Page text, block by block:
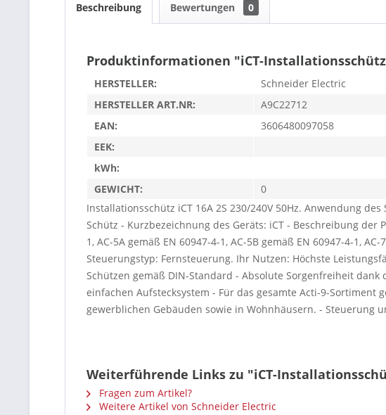
Beschreibung Bewertungen 0
Produktinformationen "iCT-Installationsschütz
HERSTELLER:
Schneider Electric
HERSTELLER ART.NR:
A9C22712
EAN:
3606480097058
EEK:
kWh:
GEWICHT:
0
Installationsschütz iCT 16A 2S 230/240V 50Hz. Anwendung
Schütz - Kurzbezeichnung des Geräts: iCT - Beschreibung der
1, AC-5A gemäß EN 60947-4-1, AC-5B gemäß EN 60947-4-1,
Steuerungstyp: Fernsteuerung. Ihr Nutzen: Höchste
Schützen gemäß DIN-Standard - Absolute Sorgenfreiheit
einfachen Aufstecksystem - Für das gesamte Acti-9-
gewerblichen Gebäuden sowie in Wohnhäusern. - Steuerung
Weiterführende Links zu "iCT-
Fragen zum Artikel?
Weitere Artikel von Schneider Electric